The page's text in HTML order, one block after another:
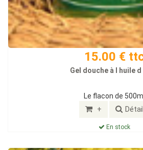
15.00 €
Gel douche à l huile
Le flacon de 500ml
+ Détail
En stock